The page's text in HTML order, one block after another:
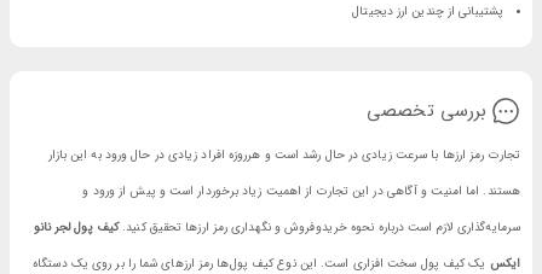
پشتیبانی از چندین ارز دیجیتال
بررسی تخصصی
تجارت رمز ارزها با سرعت زیادی در حال رشد است و هرروزه افراد زیادی در حال ورود به این بازار
هستند. اما امنیت و آگاهی در این تجارت از اهمیت زیاد برخوردار است و پیش از ورود و
سرمایه‌گذاری لازم است درباره نحوه خریدوفروش و نگهداری رمز ارزها تحقیق کنید.کیف پول لجر نانو
ایکس یک کیف پول سخت افزاری است. این نوع کیف پول‌ها رمز ارزهای شما را بر روی یک دستگاه